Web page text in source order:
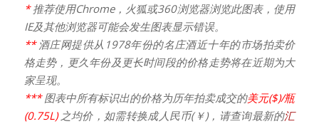
*推荐使用Chrome，火狐或360浏览器浏览此图表，使用
IE及其他浏览器可能会发生图表显示错误。
** 酒庄网提供从1978年份的名庄酒近十年的市场拍卖价
格走势，更久年份及更长时间段的价格走势将在近期为大
家呈现。
***图表中所有标识出的价格为历年拍卖成交的美元($)/瓶
(0.75L)之均价，如需转换成人民币(￥)，请查询最新的汇